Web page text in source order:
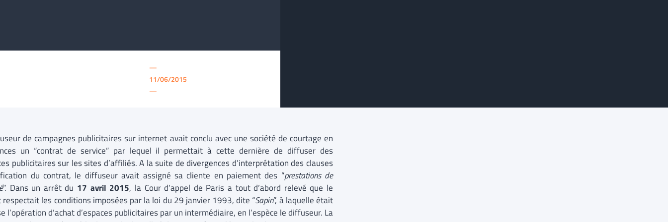
—
11/06/2015
—
de campagnes publicitaires sur internet avait conclu avec une société de courtage en
un “contrat de service” par lequel il permettait à cette dernière de diffuser des
publicitaires sur les sites d’affiliés. A la suite de divergences d’interprétation des clauses
du contrat, le diffuseur avait assigné sa cliente en paiement des “prestations de
”. Dans un arrêt du 17 avril 2015, la Cour d’appel de Paris a tout d’abord relevé que le
les conditions imposées par la loi du 29 janvier 1993, dite “Sapin”, à laquelle était
l’opération d’achat d’espaces publicitaires par un intermédiaire, en l’espèce le diffuseur. La